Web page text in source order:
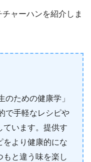
ャーハンを紹介しま
のための健康学」
で手軽なレシピや
ています。提供す
をより健康的にな
もと違う味を楽し